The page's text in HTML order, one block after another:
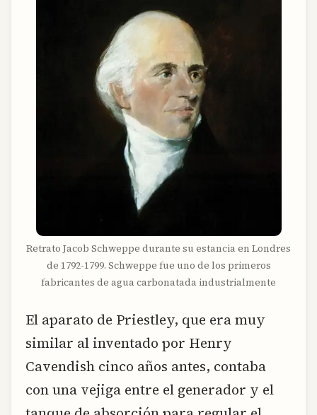
Retrato Jacob Schweppe durante su estancia en Londres
de 1792-1799. Schweppe fue uno de los primeros
fabricantes de agua carbonatada industrialmente
El aparato de Priestley, que era muy
similar al inventado por Henry
Cavendish cinco años antes, contaba
con una vejiga entre el generador y el